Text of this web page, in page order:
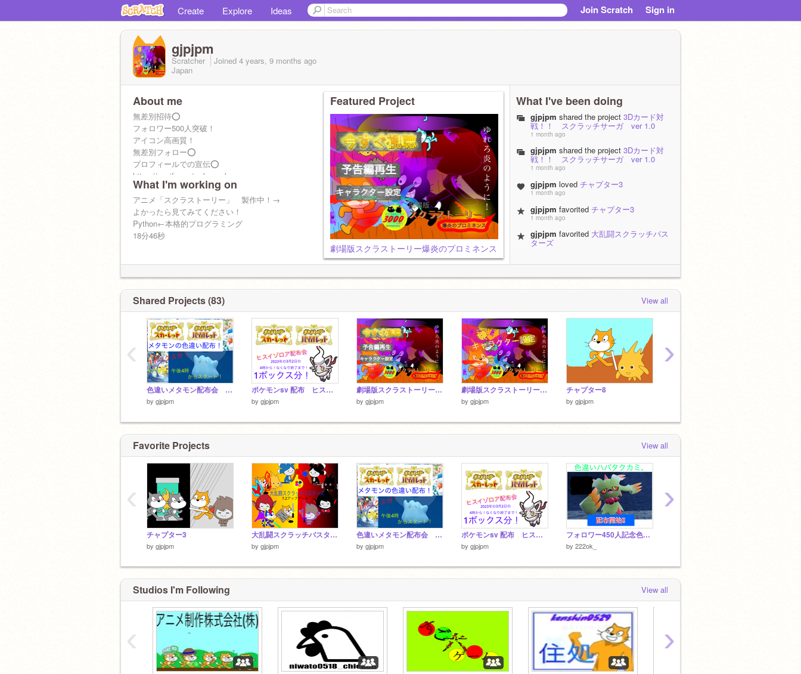
Create Explore Ideas Join Scratch Sign in
gjpjpm
Scratcher Joined 4 years, 9 months ago
Japan
About me
無差別招待⭕️
フォロワー500人突破！
アイコン高画質！
無差別フォロー⭕️
プロフィールでの宣伝⭕️
https://ezgif.com/webp-maker
What I'm working on
アニメ「スクラストーリー」 製作中！→
よかったら見てみてください！
Python←本格的プログラミング
18分46秒
Featured Project
劇場版スクラストーリー爆炎のプロミネンス
What I've been doing
gjpjpm shared the project 3Dカード対
戦！！ スクラッチサーガ ver 1.0
1 month ago
gjpjpm shared the project 3Dカード対
戦！！ スクラッチサーガ ver 1.0
1 month ago
gjpjpm loved チャプター3
1 month ago
gjpjpm favorited チャプター3
1 month ago
gjpjpm favorited 大乱闘スクラッチバス
ターズ
gjpjpmloved大乱闘スクラッチバスター
ズ
Shared Projects (83) View all
色違いメタモン配布会 色違いポケモン配布
by gjpjpm
ポケモンsv 配布 ヒスイゾロア
by gjpjpm
劇場版スクラストーリー爆炎のプロミネンス
by gjpjpm
劇場版スクラストーリー キャラクター設定
by gjpjpm
チャプター8
by gjpjpm
‹ ›
Favorite Projects View all
チャプター3
by gjpjpm
大乱闘スクラッチバスターズ
by gjpjpm
色違いメタモン配布会 色違いポケモン配布
by gjpjpm
ポケモンsv 配布 ヒスイゾロア
by gjpjpm
フォロワー450人記念色違いハバタクカミ1BOX配布開始！
by 222ok_
‹ ›
Studios I'm Following View all
‹ ›